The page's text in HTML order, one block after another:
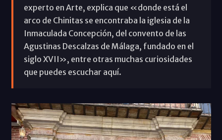
experto en Arte, explica que «donde está el
arco de Chinitas se encontraba la iglesia de la
Inmaculada Concepción, del convento de las
Agustinas Descalzas de Málaga, fundado en el
siglo XVII», entre otras muchas curiosidades
que puedes escuchar aquí.